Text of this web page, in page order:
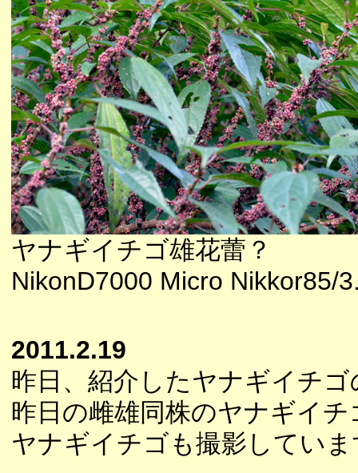
ヤナギイチゴ雄花蕾？
NikonD7000 Micro Nikkor85/
2011.2.19
昨日、紹介したヤナギイチ
昨日の雌雄同株のヤナギイ
ヤナギイチゴも撮影してい